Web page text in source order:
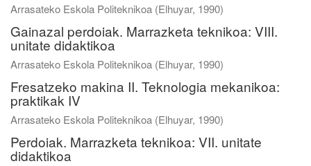
Arrasateko Eskola Politeknikoa (Elhuyar, 1990)
Gainazal perdoiak. Marrazketa teknikoa: VIII.
unitate didaktikoa
Arrasateko Eskola Politeknikoa (Elhuyar, 1990)
Fresatzeko makina II. Teknologia mekanikoa:
praktikak IV
Arrasateko Eskola Politeknikoa (Elhuyar, 1990)
Perdoiak. Marrazketa teknikoa: VII. unitate
didaktikoa